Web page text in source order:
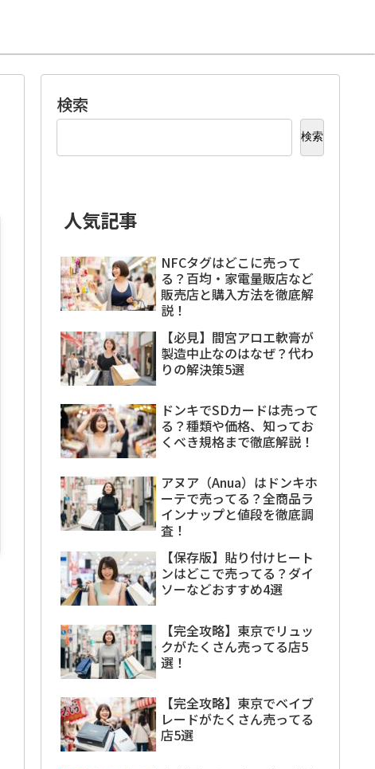
検索
検索
人気記事
NFCタグはどこに売って
る？百均・家電量販店など
販売店と購入方法を徹底解
説！
【必見】間宮アロエ軟膏が
製造中止なのはなぜ？代わ
りの解決策5選
ドンキでSDカードは売って
る？種類や価格、知ってお
くべき規格まで徹底解説！
アヌア（Anua）はドンキホ
ーテで売ってる？全商品ラ
インナップと値段を徹底調
査！
【保存版】貼り付けヒート
ンはどこで売ってる？ダイ
ソーなどおすすめ4選
【完全攻略】東京でリュッ
クがたくさん売ってる店5
選！
【完全攻略】東京でベイブ
レードがたくさん売ってる
店5選